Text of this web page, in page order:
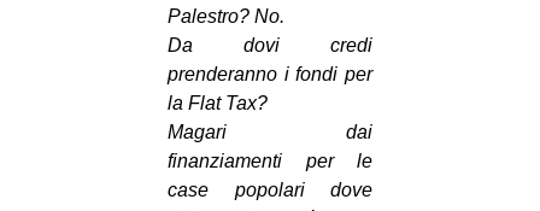
Palestro? No.
Da dovi credi
prenderanno i fondi per
la Flat Tax?
Magari dai
finanziamenti per le
case popolari dove